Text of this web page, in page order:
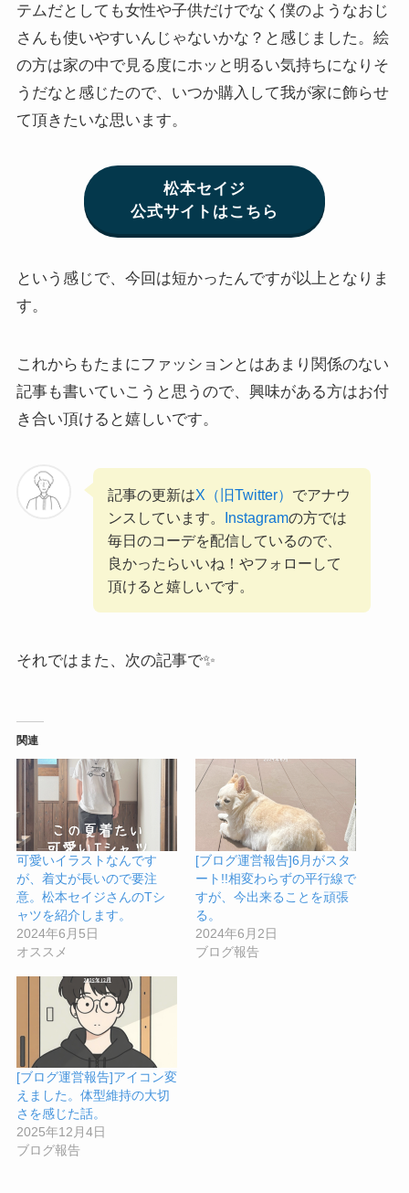
テムだとしても女性や子供だけでなく僕のようなおじ
さんも使いやすいんじゃないかな？と感じました。絵
の方は家の中で見る度にホッと明るい気持ちになりそ
うだなと感じたので、いつか購入して我が家に飾らせ
て頂きたいな思います。
松本セイジ
公式サイトはこちら
という感じで、今回は短かったんですが以上となりま
す。
これからもたまにファッションとはあまり関係のない
記事も書いていこうと思うので、興味がある方はお付
き合い頂けると嬉しいです。
記事の更新はX（旧Twitter） でアナウ
ンスしています。 Instagramの方では
毎日のコーデを配信しているので、
良かったらいいね！やフォローして
頂けると嬉しいです。
それではまた、次の記事で✨
関連
可愛いイラストなんです
が、着丈が長いので要注
意。松本セイジさんのTシ
ャツを紹介します。
2024年6月5日
オススメ
[ブログ運営報告]6月がスタ
ート!!相変わらずの平行線で
すが、今出来ることを頑張
る。
2024年6月2日
ブログ報告
[ブログ運営報告]アイコン変
えました。体型維持の大切
さを感じた話。
2025年12月4日
ブログ報告